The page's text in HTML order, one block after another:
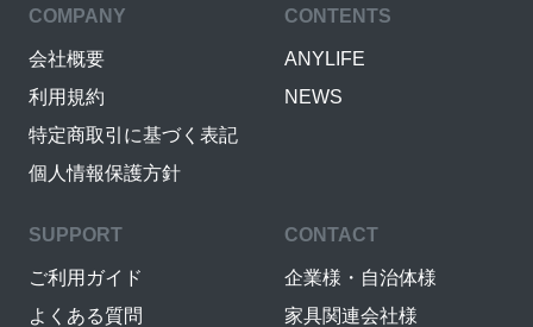
COMPANY
会社概要
利用規約
特定商取引に基づく表記
個人情報保護方針
CONTENTS
ANYLIFE
NEWS
SUPPORT
ご利用ガイド
よくある質問
CONTACT
企業様・自治体様
家具関連会社様